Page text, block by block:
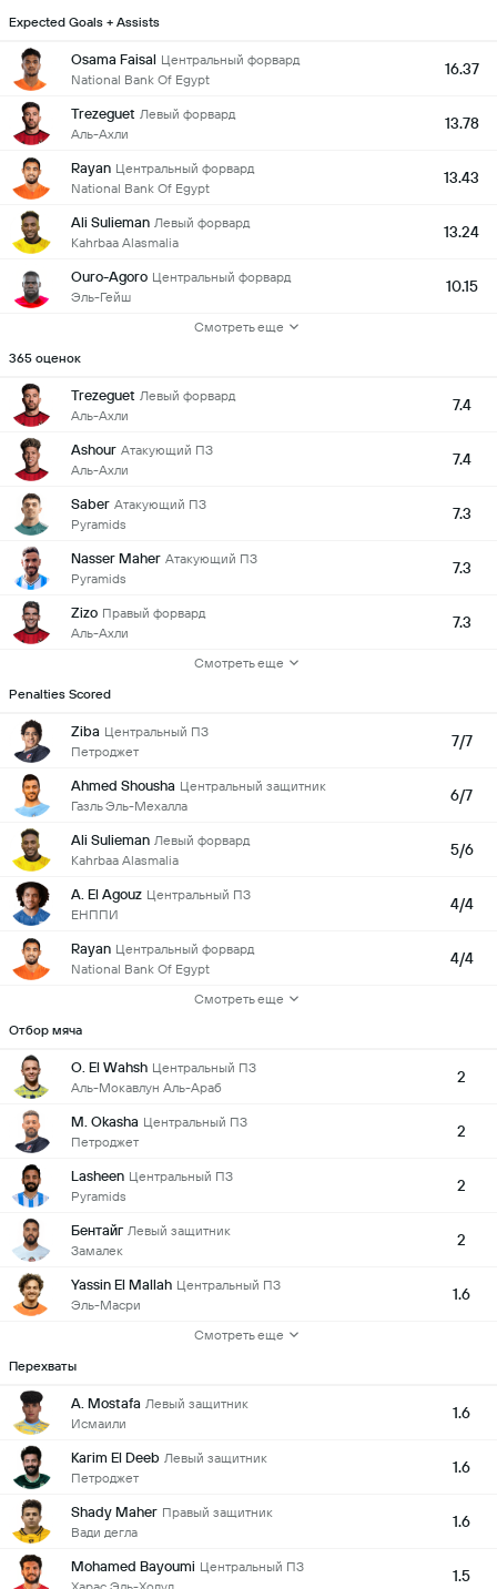
Expected Goals + Assists
Osama Faisal Центральный форвард
National Bank Of Egypt
16.37
Trezeguet Левый форвард
Аль-Ахли
13.78
Rayan Центральный форвард
National Bank Of Egypt
13.43
Ali Sulieman Левый форвард
Kahrbaa Alasmalia
13.24
Ouro-Agoro Центральный форвард
Эль-Гейш
10.15
Смотреть еще
365 оценок
Trezeguet Левый форвард
Аль-Ахли
7.4
Ashour Атакующий ПЗ
Аль-Ахли
7.4
Saber Атакующий ПЗ
Pyramids
7.3
Nasser Maher Атакующий ПЗ
Pyramids
7.3
Zizo Правый форвард
Аль-Ахли
7.3
Смотреть еще
Penalties Scored
Ziba Центральный ПЗ
Петроджет
7/7
Ahmed Shousha Центральный защитник
Газль Эль-Мехалла
6/7
Ali Sulieman Левый форвард
Kahrbaa Alasmalia
5/6
A. El Agouz Центральный ПЗ
ЕНППИ
4/4
Rayan Центральный форвард
National Bank Of Egypt
4/4
Смотреть еще
Отбор мяча
O. El Wahsh Центральный ПЗ
Аль-Мокавлун Аль-Араб
2
M. Okasha Центральный ПЗ
Петроджет
2
Lasheen Центральный ПЗ
Pyramids
2
Бентайг Левый защитник
Замалек
2
Yassin El Mallah Центральный ПЗ
Эль-Масри
1.6
Смотреть еще
Перехваты
A. Mostafa Левый защитник
Исмаили
1.6
Karim El Deeb Левый защитник
Петроджет
1.6
Shady Maher Правый защитник
Вади дегла
1.6
Mohamed Bayoumi Центральный ПЗ
1.5